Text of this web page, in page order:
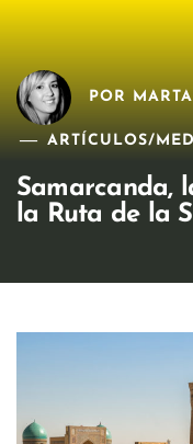
POR
ARTÍCULOS/
Samarcanda,
la Ruta de la